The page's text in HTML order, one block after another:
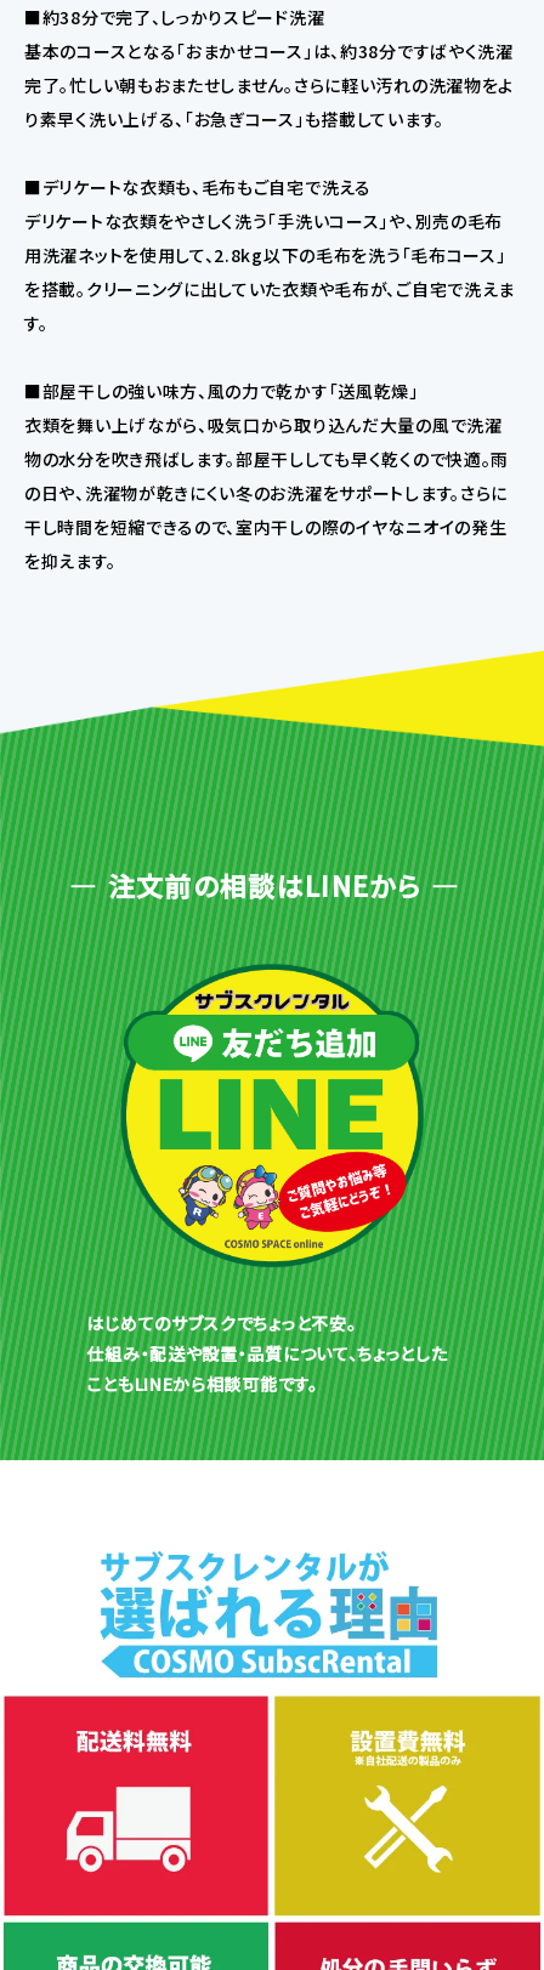
■約38分で完了、しっかりスピード洗濯
基本のコースとなる「おまかせコース」は、約38分ですばやく洗濯
完了。忙しい朝もおまたせしません。さらに軽い汚れの洗濯物をよ
り素早く洗い上げる、「お急ぎコース」も搭載しています。
■デリケートな衣類も、毛布もご自宅で洗える
デリケートな衣類をやさしく洗う「手洗いコース」や、別売の毛布
用洗濯ネットを使用して、2.8kg以下の毛布を洗う「毛布コース」
を搭載。クリーニングに出していた衣類や毛布が、ご自宅で洗えま
す。
■部屋干しの強い味方、風の力で乾かす「送風乾燥」
衣類を舞い上げながら、吸気口から取り込んだ大量の風で洗濯
物の水分を吹き飛ばします。部屋干ししても早く乾くので快適。雨
の日や、洗濯物が乾きにくい冬のお洗濯をサポートします。さらに
干し時間を短縮できるので、室内干しの際のイヤなニオイの発生
を抑えます。
注文前の相談はLINEから
はじめてのサブスクでちょっと不安。
仕組み・配送や設置・品質について、ちょっとした
こともLINEから相談可能です。